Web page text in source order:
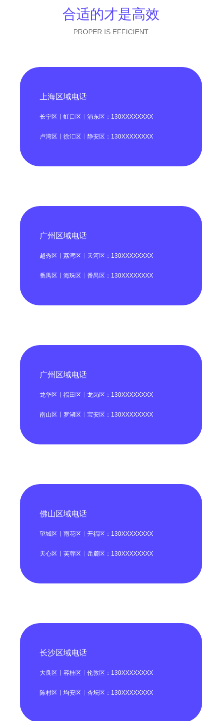
合适的才是高效
PROPER IS EFFICIENT
上海区域电话
长宁区丨虹口区丨浦东区：130XXXXXXXX
卢湾区丨徐汇区丨静安区：130XXXXXXXX
广州区域电话
越秀区丨荔湾区丨天河区：130XXXXXXXX
番禺区丨海珠区丨番禺区：130XXXXXXXX
广州区域电话
龙华区丨福田区丨龙岗区：130XXXXXXXX
南山区丨罗湖区丨宝安区：130XXXXXXXX
佛山区域电话
望城区丨雨花区丨开福区：130XXXXXXXX
天心区丨芙蓉区丨岳麓区：130XXXXXXXX
长沙区域电话
大良区丨容桂区丨伦敦区：130XXXXXXXX
陈村区丨均安区丨杏坛区：130XXXXXXXX